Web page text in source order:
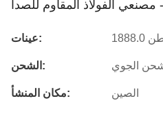
عينات:
الشحن: الجوي
مكان المنشأ: الصين